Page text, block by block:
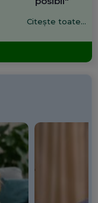
Citește toate...